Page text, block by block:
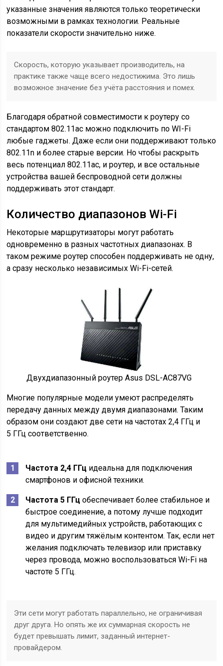
указанные значения являются только теоретически
возможными в рамках технологии. Реальные
показатели скорости значительно ниже.
Скорость, которую указывает производитель, на
практике также чаще всего недостижима. Это лишь
возможное значение без учёта расстояния и помех.
Благодаря обратной совместимости к роутеру со
стандартом 802.11ac можно подключить по WI-Fi
любые гаджеты. Даже если они поддерживают только
802.11n и более старые версии. Но чтобы раскрыть
весь потенциал 802.11ac, и роутер, и все остальные
устройства вашей беспроводной сети должны
поддерживать этот стандарт.
Количество диапазонов Wi-Fi
Некоторые маршрутизаторы могут работать
одновременно в разных частотных диапазонах. В
таком режиме роутер способен поддерживать не одну,
а сразу несколько независимых Wi-Fi-сетей.
Двухдиапазонный роутер Asus DSL-AC87VG
Многие популярные модели умеют распределять
передачу данных между двумя диапазонами. Таким
образом они создают две сети на частотах 2,4 ГГц и
5 ГГц соответственно.
Частота 2,4 ГГц идеальна для подключения
смартфонов и офисной техники.
Частота 5 ГГц обеспечивает более стабильное и
быстрое соединение, а потому лучше подходит
для мультимедийных устройств, работающих с
видео и другим тяжёлым контентом. Так, если нет
желания подключать телевизор или приставку
через провода, можно воспользоваться Wi-Fi на
частоте 5 ГГц.
Эти сети могут работать параллельно, не ограничивая
друг друга. Но опять же их суммарная скорость не
будет превышать лимит, заданный интернет-
провайдером.